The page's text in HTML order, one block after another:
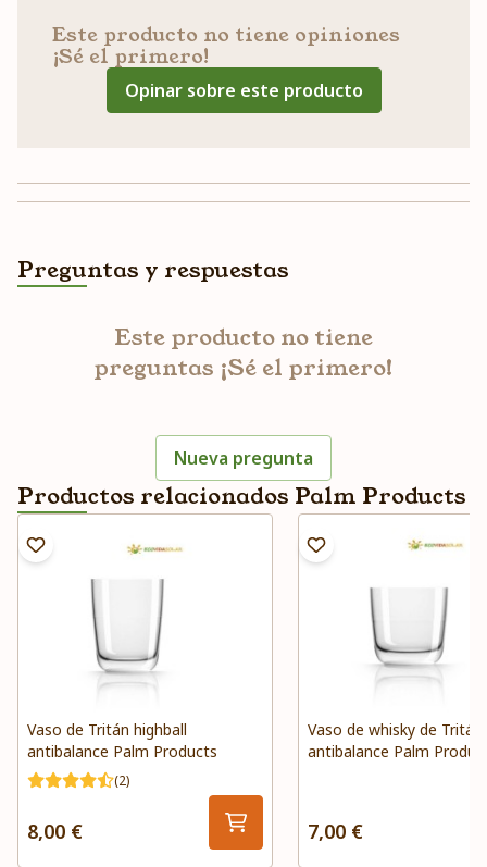
Este producto no tiene opiniones
¡Sé el primero!
Opinar sobre este producto
Preguntas y respuestas
Este producto no tiene
preguntas ¡Sé el primero!
Nueva pregunta
Productos relacionados Palm Products
Vaso de Tritán highball
antibalance Palm Products
(2)
8,00 €
Vaso de whisky de Tritán
antibalance Palm
7,00 €